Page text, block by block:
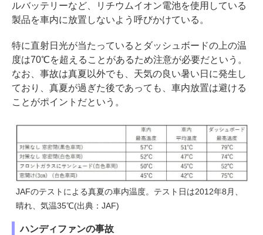
ルバッテリーなど、リチウムイオン電池を使用している
製品を車内に放置しないよう呼びかけている。
特に直射日光が当たっているとダッシュボードの上の温
度は70℃を超えることがあるため注意が必要だという。
なお、事故は真夏以外でも、天気の良い暑い日に発生し
ており、真夏が過ぎた後であっても、車内放置は避ける
ことがポイントだという。
JAFのテストによる真夏の車内温度。テスト日は2012年8月、
晴れ、気温35℃(出典：JAF)
ハンディファンの事故